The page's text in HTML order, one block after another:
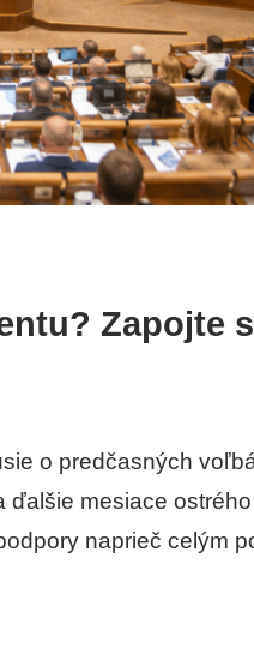
Zapojte
o predčasných
ďalšie mesiace
naprieč celým